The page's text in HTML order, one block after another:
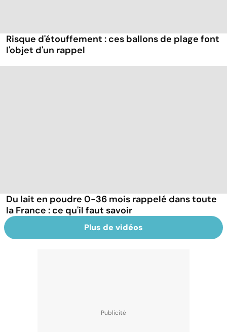
Risque d'étouffement : ces ballons de plage font
l'objet d'un rappel
Du lait en poudre 0-36 mois rappelé dans toute
la France : ce qu'il faut savoir
Plus de vidéos